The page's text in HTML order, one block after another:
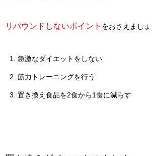
リバウンドしないポイント をおさえましょ
急激なダイエットをしない
筋力トレーニングを行う
置き換え食品を2食から1食に減らす